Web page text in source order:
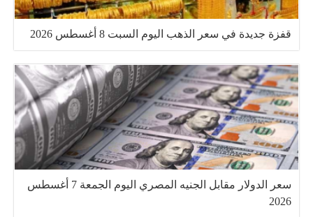
قفزة جديدة في سعر الذهب اليوم السبت 8 أغسطس 2026
سعر الدولار مقابل الجنيه المصري اليوم الجمعة 7 أغسطس
2026